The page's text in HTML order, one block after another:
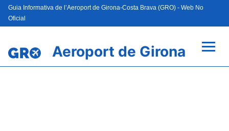
Guia Informativa de l’Aeroport de Girona-Costa Brava (GRO) - Web No
Oficial
Aeroport de Girona